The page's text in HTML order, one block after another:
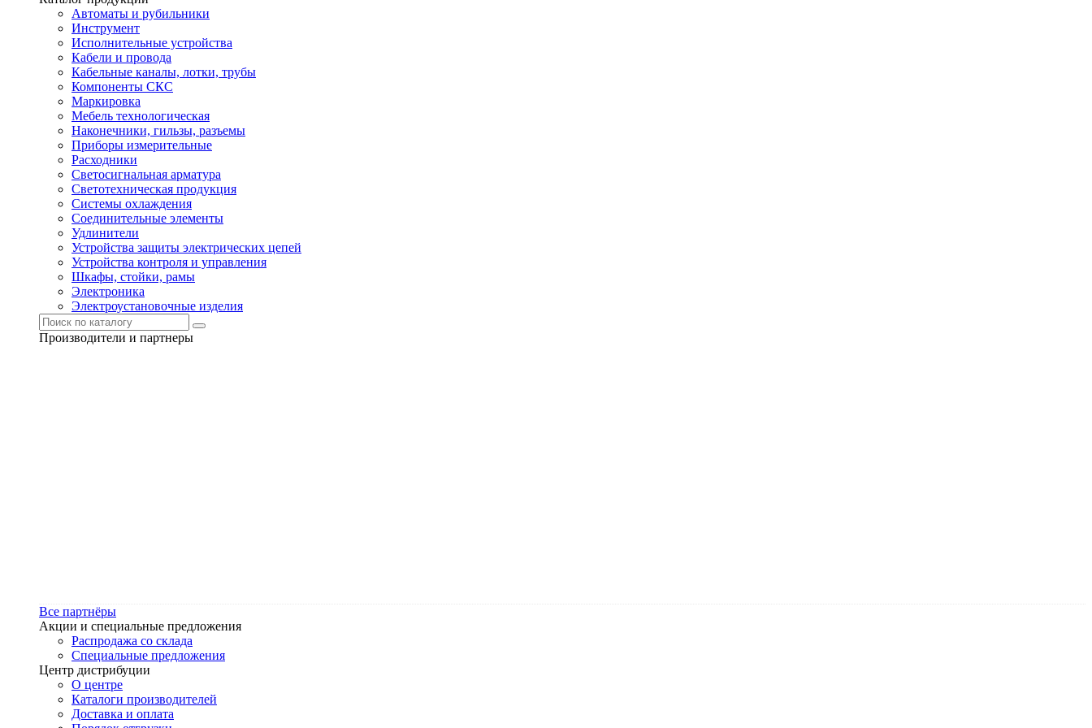
Автоматы и рубильники
Инструмент
Исполнительные устройства
Кабели и провода
Кабельные каналы, лотки, трубы
Компоненты СКС
Маркировка
Мебель технологическая
Наконечники, гильзы, разъемы
Приборы измерительные
Расходники
Светосигнальная арматура
Светотехническая продукция
Системы охлаждения
Соединительные элементы
Удлинители
Устройства защиты электрических цепей
Устройства контроля и управления
Шкафы, стойки, рамы
Электроника
Электроустановочные изделия
Производители и партнеры
Все партнёры
Акции и специальные предложения
Распродажа со склада
Специальные предложения
Центр дистрибуции
О центре
Каталоги производителей
Доставка и оплата